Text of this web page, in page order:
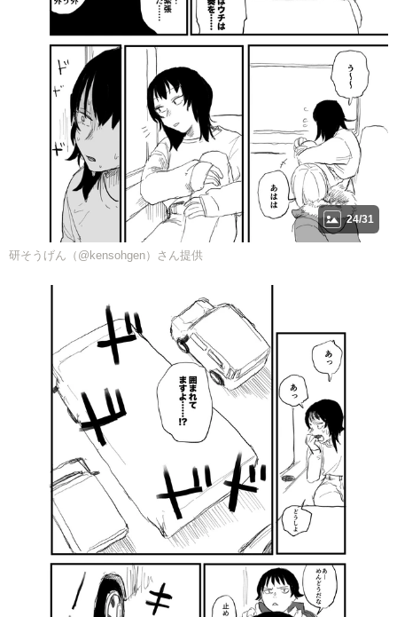
24/31
研そうげん（@kensohgen）さん提供